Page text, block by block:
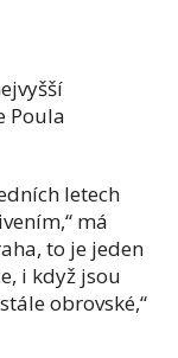
Poula
letech
má
to je jeden
i když jsou
obrovské,“